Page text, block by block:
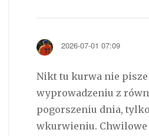
2026-07-01 07:09
Nikt tu kurwa nie pisze
wyprowadzeniu z
pogorszeniu dnia,
wkurwieniu.